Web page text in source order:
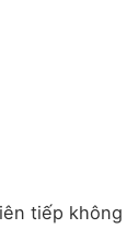
tiếp không